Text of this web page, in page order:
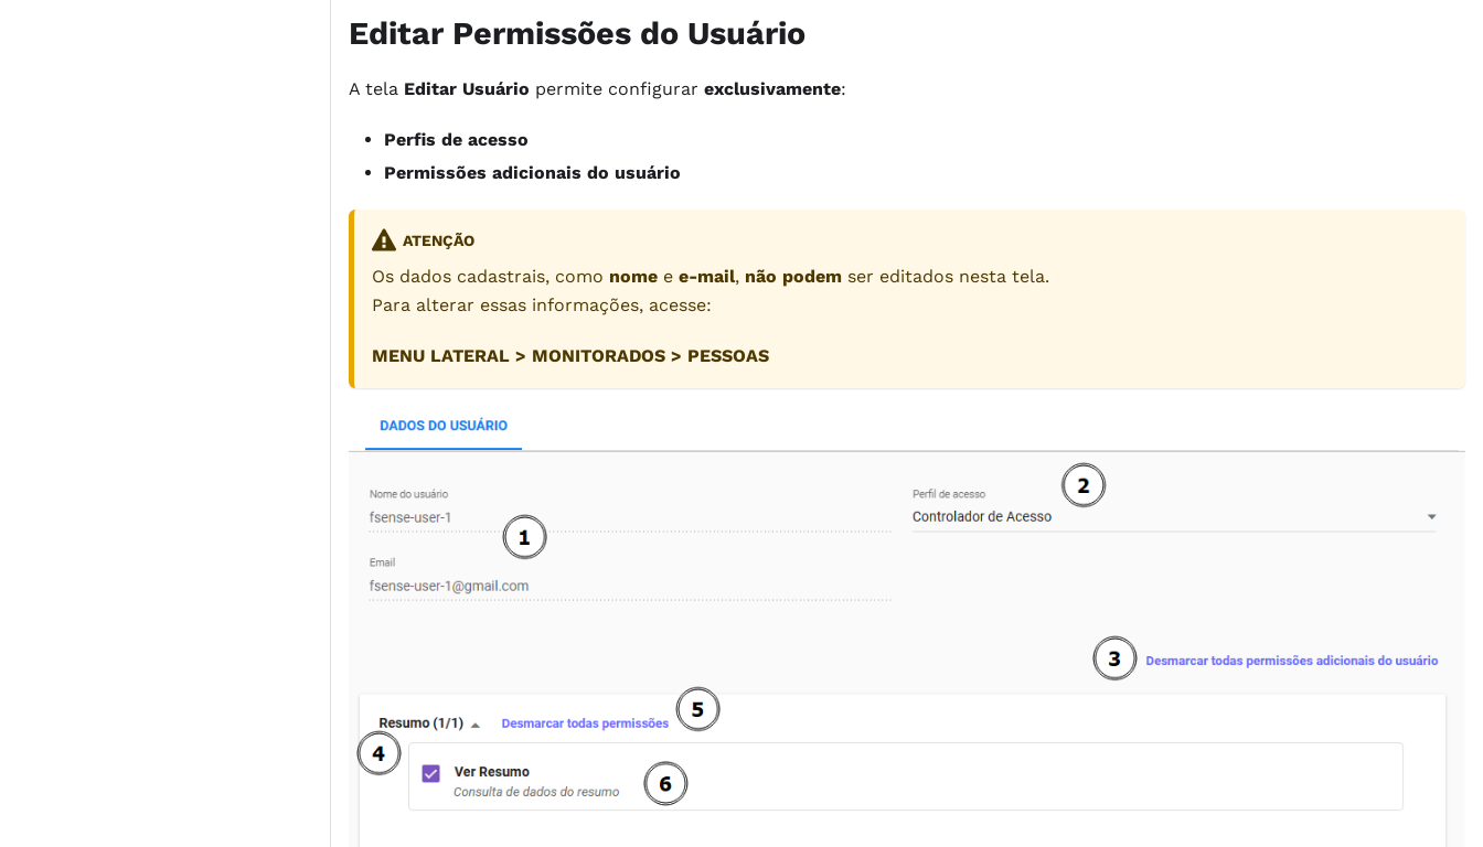
Editar Permissões do Usuário
A tela Editar Usuário permite configurar exclusivamente:
Perfis de acesso
Permissões adicionais do usuário
ATENÇÃO
Os dados cadastrais, como nome e e-mail, não podem ser editados nesta tela.
Para alterar essas informações, acesse:
MENU LATERAL > MONITORADOS > PESSOAS